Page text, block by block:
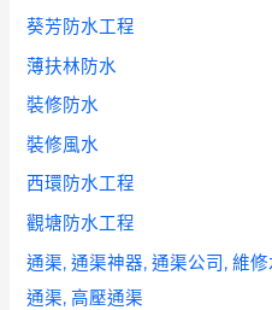
葵芳防水工程
薄扶林防水
裝修防水
裝修風水
西環防水工程
觀塘防水工程
通渠, 通渠神器, 通渠公司, 維
通渠, 高壓通渠